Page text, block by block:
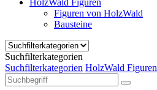
Figuren von HolzWald
Bausteine
Suchfilterkategorien
Suchfilterkategorien HolzWald Figuren